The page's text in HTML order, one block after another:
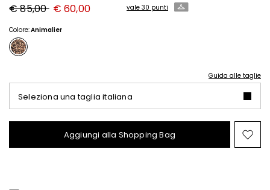
Prezzo
originale
85,00
€ 85,00 Nuovo
prezzo
60,00
€ 60,00 vale 30 punti
Colore:Animalier
Guida alle taglie
Seleziona una taglia italiana
Aggiungi alla Shopping Bag